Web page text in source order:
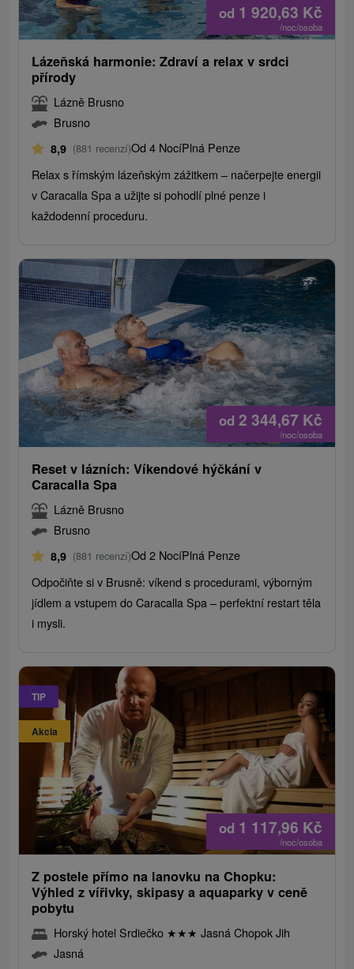
od 1 920,63 Kč
/noc/osoba
Lázeňská harmonie: Zdraví a relax v srdci
přírody
Lázně Brusno
Brusno
8,9 (881 recenzí)Od 4 NocíPlná Penze
Relax s římským lázeňským zážitkem – načerpejte energii
v Caracalla Spa a užijte si pohodlí plné penze i
každodenní proceduru.
od 2 344,67 Kč
/noc/osoba
Reset v lázních: Víkendové hýčkání v
Caracalla Spa
Lázně Brusno
Brusno
8,9 (881 recenzí)Od 2 NocíPlná Penze
Odpočiňte si v Brusně: víkend s procedurami, výborným
jídlem a vstupem do Caracalla Spa – perfektní restart těla
i mysli.
TIP
Akcia
od 1 117,96 Kč
/noc/osoba
Z postele přímo na lanovku na Chopku:
Výhled z vířivky, skipasy a aquaparky v ceně
pobytu
Horský hotel Srdiečko ★★★ Jasná Chopok Jih
Jasná